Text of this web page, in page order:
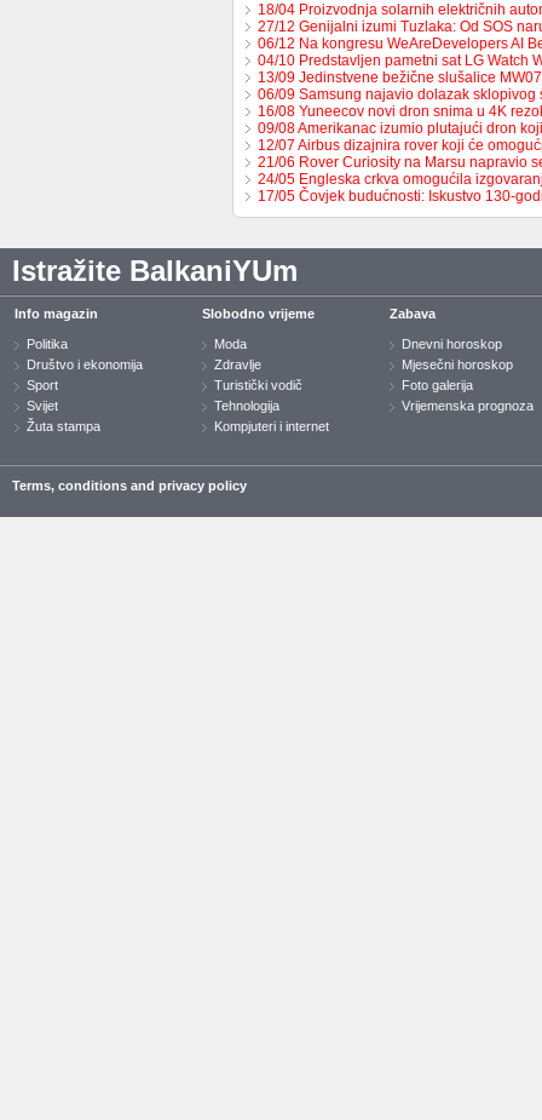
18/04 Proizvodnja solarnih električnih
27/12 Genijalni izumi Tuzlaka: Od SOS
06/12 Na kongresu WeAreDevelopers AI
04/10 Predstavljen pametni sat LG Watch
13/09 Jedinstvene bežične slušalice
06/09 Samsung najavio dolazak sklopivog
16/08 Yuneecov novi dron snima u 4K
09/08 Amerikanac izumio plutajući dron
12/07 Airbus dizajnira rover koji će
21/06 Rover Curiosity na Marsu napravio
24/05 Engleska crkva omogućila
17/05 Čovjek budućnosti: Iskustvo 130-
Istražite BalkaniYUm
Info magazin
Politika
Društvo i ekonomija
Sport
Svijet
Žuta stampa
Slobodno vrijeme
Moda
Zdravlje
Turistički vodič
Tehnologija
Kompjuteri i internet
Zabava
Dnevni horoskop
Mjesečni horoskop
Foto galerija
Vrijemenska prognoza
Terms, conditions and privacy policy